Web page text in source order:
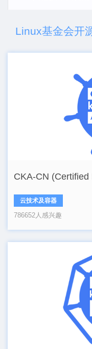
Linux基金会开
CKA-CN
云技术及容器
786652人感兴趣